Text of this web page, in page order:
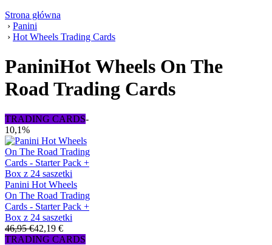
Strona główna
› Panini
› Hot Wheels Trading Cards
PaniniHot Wheels On The
Road Trading Cards
TRADING CARDS-
10,1%
Panini Hot Wheels
On The Road Trading
Cards - Starter Pack +
Box z 24 saszetki
46,95 €42,19 €
TRADING CARDS